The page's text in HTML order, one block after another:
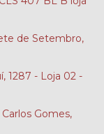
de Setembro,
1287 - Loja 02 -
Carlos Gomes,